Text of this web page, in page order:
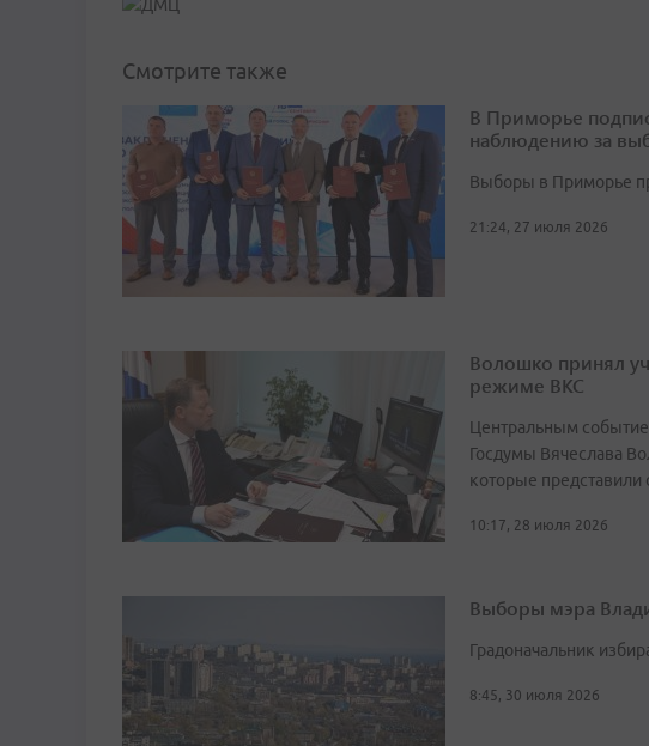
Смотрите также
В Приморье
наблюдению за
Выборы в Приморье
21:24, 27 июля 2026
Волошко принял
режиме ВКС
Центральным
Госдумы Вячеслава
которые представили
10:17, 28 июля 2026
Выборы мэра
Градоначальник
8:45, 30 июля 2026